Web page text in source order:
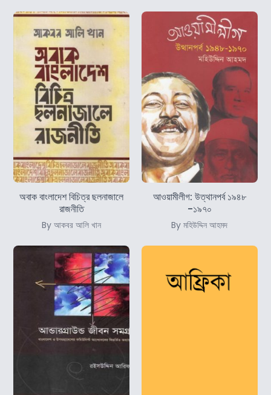
অবাক বাংলাদেশ বিচিত্র ছলনাজালে
রাজনীতি
By আকবর আলি খান
আওয়ামীলীগ: উত্থানপর্ব ১৯৪৮
-১৯৭০
By মহিউদ্দিন আহমদ